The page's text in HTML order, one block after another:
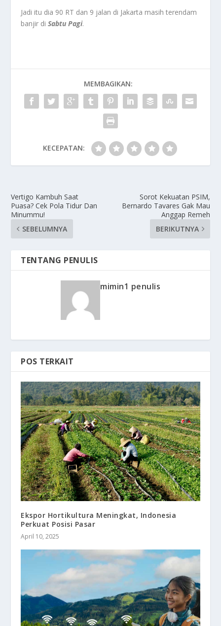
Jadi itu dia 90 RT dan 9 jalan di Jakarta masih terendam
banjir diSabtu Pagi.
MEMBAGIKAN:
KECEPATAN:
Vertigo Kambuh Saat
Puasa? Cek Pola Tidur Dan
Minummu!
SEBELUMNYA
Sorot Kekuatan PSIM,
Bernardo Tavares Gak Mau
Anggap Remeh
BERIKUTNYA
TENTANG PENULIS
mimin1 penulis
POS TERKAIT
Ekspor Hortikultura Meningkat, Indonesia
Perkuat Posisi Pasar
April 10, 2025